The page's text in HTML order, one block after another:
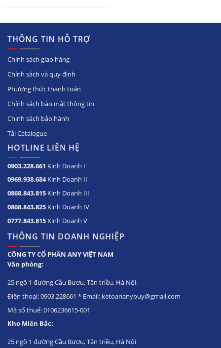
THÔNG TIN HỖ TRỢ
Chính sách giao hàng
Chính sách và quy định
Phương thức thanh toán
Chính sách bảo mật thông tin
Chinh sách bảo hành
Tải Catalogue
HOTLINE LIÊN HỆ
0903.228.661 Kinh Doanh I
0969.938.684Kinh Doanh II
0868.843.815 Kinh Doanh III
0868.843.825 Kinh Doanh IV
0777.843.815 Kinh Doanh V
THÔNG TIN DOANH NGHIỆP
CÔNG TY CỔ PHẦN ANY VIỆT NAM
Văn phòng:
25 ngõ 1 đường Cầu Bươu, Tân triều, Hà Nội.
Điện thoại: 0903.228661 * Email: ketoananybuy@gmail.com
Mã số thuế: 0106236615-001
Kho Miền Bắc:
25 ngõ 1 đường Cầu Bươu, Tân triều, Hà Nội